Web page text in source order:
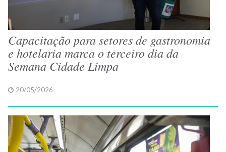
Capacitação para setores de gastronomia
e hotelaria marca o terceiro dia da
Semana Cidade Limpa
20/05/2026